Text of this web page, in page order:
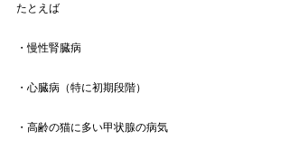
たとえば
・慢性腎臓病
・心臓病（特に初期段階）
・高齢の猫に多い甲状腺の病気